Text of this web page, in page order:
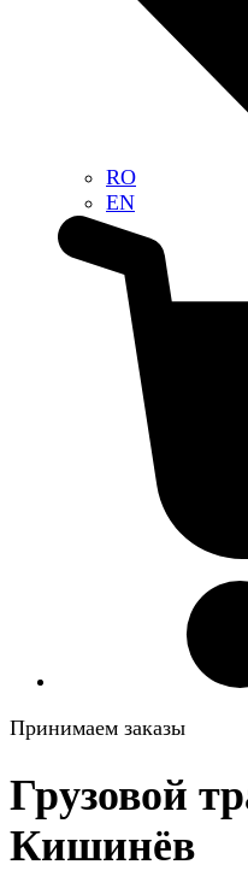
RO
EN
Принимаем заказы
Грузовой
Кишинёв